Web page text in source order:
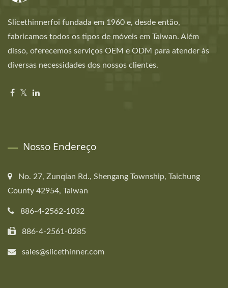
Slicethinnerfoi fundada em 1960 e, desde então,
fabricamos todos os tipos de móveis em Taiwan. Além
disso, oferecemos serviços OEM e ODM para atender às
diversas necessidades dos nossos clientes.
Nosso Endereço
No. 27, Zunqian Rd., Shengang Township, Taichung
County 42954, Taiwan
886-4-2562-1032
886-4-2561-0285
sales@slicethinner.com